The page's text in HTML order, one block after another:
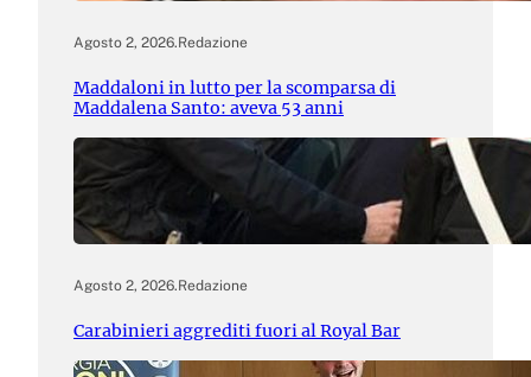
Agosto 2, 2026.Redazione
Maddaloni in lutto per la scomparsa di
Maddalena Santo: aveva 53 anni
Agosto 2, 2026.Redazione
Carabinieri aggrediti fuori al Royal Bar